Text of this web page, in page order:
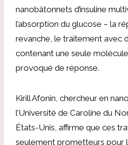
nanobâtonnets d’insuline
l’absorption du glucose – la
revanche, le traitement avec
contenant une seule molécule
provoqué de réponse.
Kirill Afonin, chercheur en
l’Université de Caroline du
États-Unis, affirme que ces
seulement prometteurs pour